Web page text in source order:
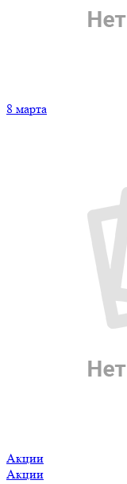
8 марта
Акции
Акции